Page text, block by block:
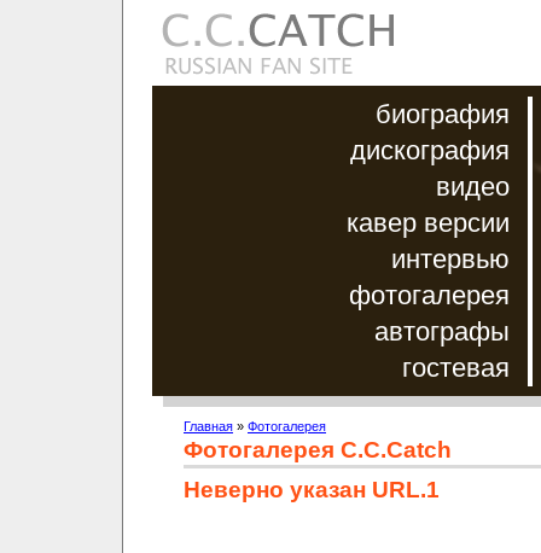
биография
дискография
видео
кавер версии
интервью
фотогалерея
автографы
гостевая
Главная » Фотогалерея
Фотогалерея C.C.Catch
Неверно указан URL.1